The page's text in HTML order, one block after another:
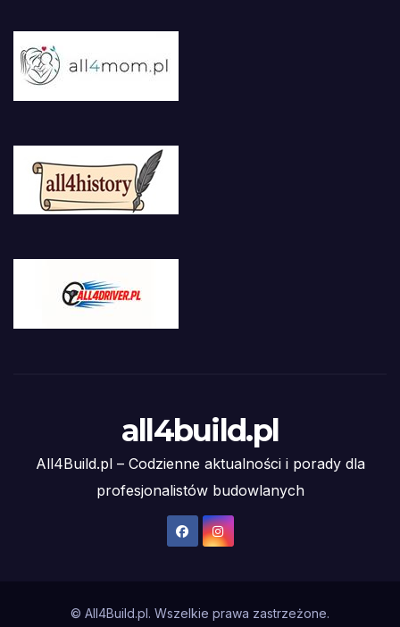
all4build.pl
All4Build.pl – Codzienne aktualności i porady dla
profesjonalistów budowlanych